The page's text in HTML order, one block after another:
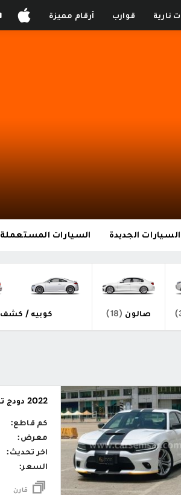
نارية قوارب أرقام مميزة
السيارات الجديدة السيارات المستعملة
صالون (18) كوبيه / كشف
2022 دودج تشالنجر GT
كم قاطع:
معرض:
اخر تحديث:
السعر:
قارن